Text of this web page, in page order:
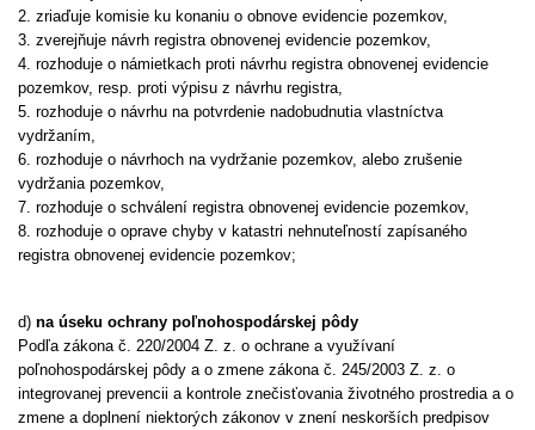
2. zriaďuje komisie ku konaniu o obnove evidencie pozemkov,
3. zverejňuje návrh registra obnovenej evidencie pozemkov,
4. rozhoduje o námietkach proti návrhu registra obnovenej evidencie
pozemkov, resp. proti výpisu z návrhu registra,
5. rozhoduje o návrhu na potvrdenie nadobudnutia vlastníctva
vydržaním,
6. rozhoduje o návrhoch na vydržanie pozemkov, alebo zrušenie
vydržania pozemkov,
7. rozhoduje o schválení registra obnovenej evidencie pozemkov,
8. rozhoduje o oprave chyby v katastri nehnuteľností zapísaného
registra obnovenej evidencie pozemkov;
d) na úseku ochrany poľnohospodárskej pôdy
Podľa zákona č. 220/2004 Z. z. o ochrane a využívaní
poľnohospodárskej pôdy a o zmene zákona č. 245/2003 Z. z. o
integrovanej prevencii a kontrole znečisťovania životného prostredia a o
zmene a doplnení niektorých zákonov v znení neskorších predpisov